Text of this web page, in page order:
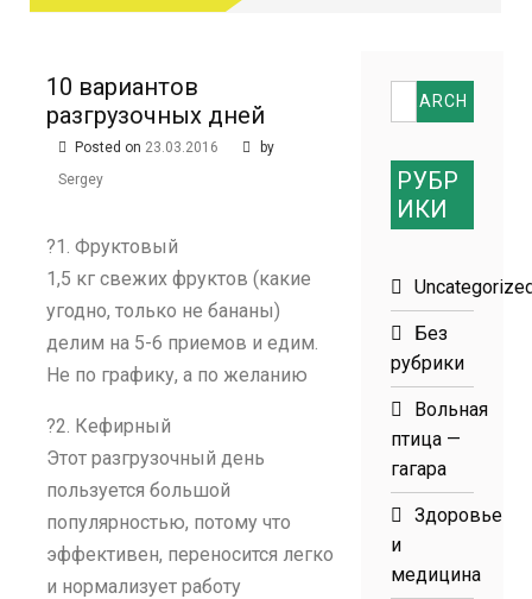
10 вариантов
разгрузочных дней
Posted on 23.03.2016
by
Sergey
?1. Фруктовый
1,5 кг свежих фруктов (какие
угодно, только не бананы)
делим на 5-6 приемов и едим.
Не по графику, а по желанию
?2. Кефирный
Этот разгрузочный день
пользуется большой
популярностью, потому что
эффективен, переносится легко
и нормализует работу
Search
for:
РУБР
ИКИ
Без
рубрики
Вольная
птица —
гагара
Здоровье
и
медицина